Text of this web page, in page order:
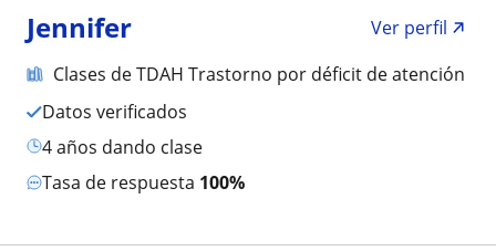
Jennifer
Ver perfil
Clases de TDAH Trastorno por déficit de atención
Datos verificados
4 años dando clase
Tasa de respuesta 100%